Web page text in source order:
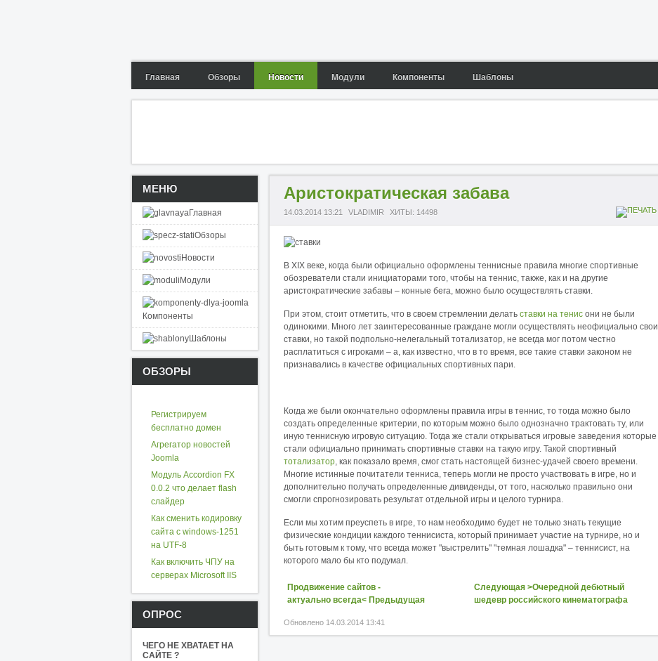
Главная Обзоры Новости Модули Компоненты Шаблоны
Аристократическая забава
14.03.2014 13:21 VLADIMIR ХИТЫ: 14498
В XIX веке, когда были официально оформлены теннисные правила многие спортивные
обозреватели стали инициаторами того, чтобы на теннис, также, как и на другие
аристократические забавы – конные бега, можно было осуществлять ставки.
При этом, стоит отметить, что в своем стремлении делать ставки на тенис они не были
одинокими. Много лет заинтересованные граждане могли осуществлять неофициально свои
ставки, но такой подпольно-нелегальный тотализатор, не всегда мог потом честно
расплатиться с игроками – а, как известно, что в то время, все такие ставки законом не
признавались в качестве официальных спортивных пари.
Когда же были окончательно оформлены правила игры в теннис, то тогда можно было
создать определенные критерии, по которым можно было однозначно трактовать ту, или
иную теннисную игровую ситуацию. Тогда же стали открываться игровые заведения которые
стали официально принимать спортивные ставки на такую игру. Такой спортивный
тотализатор, как показало время, смог стать настоящей бизнес-удачей своего времени.
Многие истинные почитатели тенниса, теперь могли не просто участвовать в игре, но и
дополнительно получать определенные дивиденды, от того, насколько правильно они
смогли спрогнозировать результат отдельной игры и целого турнира.
Если мы хотим преуспеть в игре, то нам необходимо будет не только знать текущие
физические кондиции каждого теннисиста, который принимает участие на турнире, но и
быть готовым к тому, что всегда может "выстрелить" "темная лошадка" – теннисист, на
которого мало бы кто подумал.
Продвижение сайтов -
актуально всегда< Предыдущая
Следующая >Очередной дебютный
шедевр российского кинематографа
Обновлено 14.03.2014 13:41
МЕНЮ
Главная
Обзоры
Новости
Модули
Компоненты
Шаблоны
ОБЗОРЫ
Регистрируем
бесплатно домен
Агрегатор новостей
Joomla
Модуль Accordion FX
0.0.2 что делает flash
слайдер
Как сменить кодировку
сайта с windows-1251
на UTF-8
Как включить ЧПУ на
серверах Microsoft IIS
ОПРОС
ЧЕГО НЕ ХВАТАЕТ НА
САЙТЕ ?